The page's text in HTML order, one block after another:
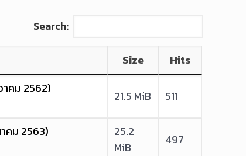
Search:
Size
Hits
าคม 2562)
21.5 MiB 511
คม 2563)
25.2
MiB
497